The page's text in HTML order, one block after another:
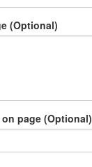
(Optional)
page (Optional)